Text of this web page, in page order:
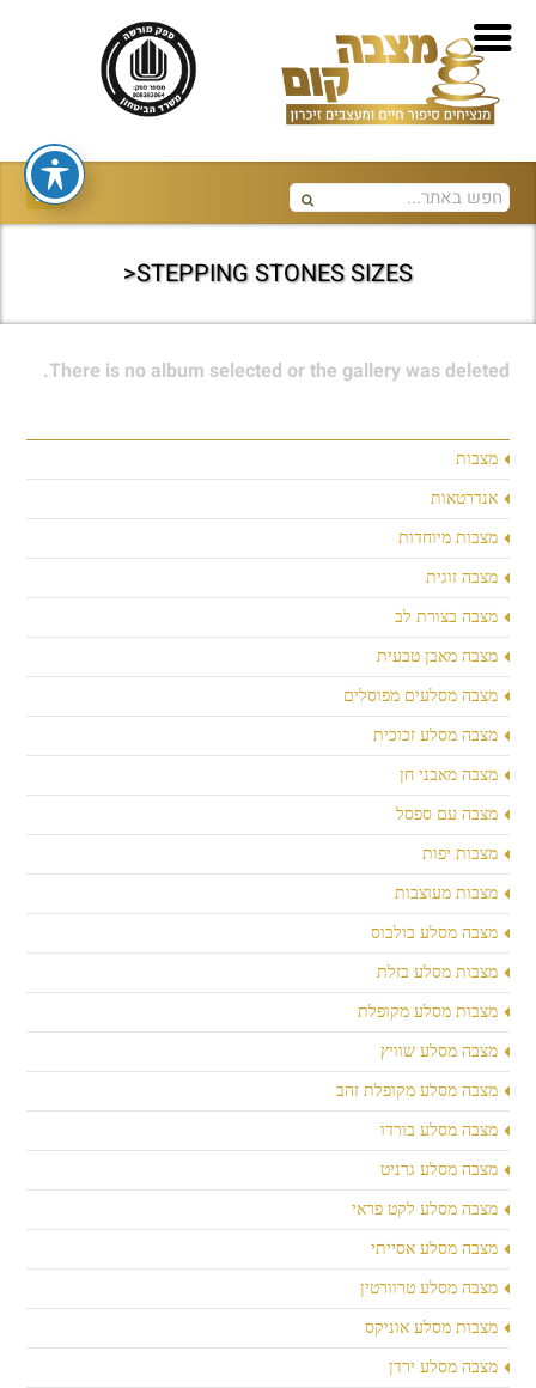
STEPPING STONES SIZES<
מצבות
אנדרטאות
מצבות מיוחדות
מצבה זוגית
מצבה בצורת לב
מצבה מאבן טבעית
מצבה מסלעים מפוסלים
מצבה מסלע זכוכית
מצבה מאבני חן
מצבה עם ספסל
מצבות יפות
מצבות מעוצבות
מצבה מסלע בולבוס
מצבות מסלע בזלת
מצבות מסלע מקופלת
מצבה מסלע שוויץ
מצבה מסלע מקופלת זהב
מצבה מסלע בורדו
מצבה מסלע גרניט
מצבה מסלע לקט פראי
מצבה מסלע אסייתי
מצבה מסלע טרוורטין
מצבות מסלע אוניקס
מצבה מסלע ירדן
There is no album selected or the gallery was deleted.